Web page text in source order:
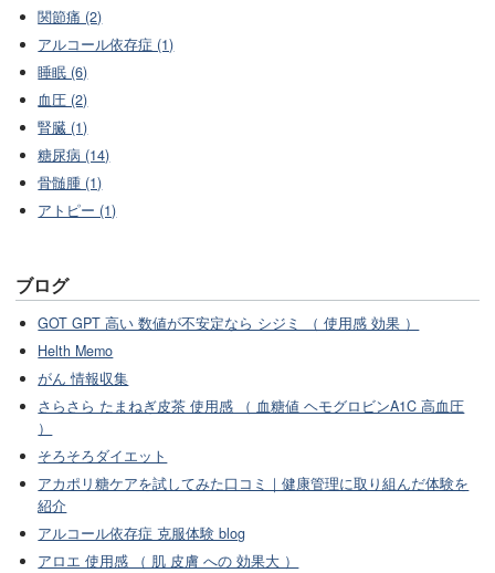
関節痛 (2)
アルコール依存症 (1)
睡眠 (6)
血圧 (2)
腎臓 (1)
糖尿病 (14)
骨髄腫 (1)
アトピー (1)
ブログ
GOT GPT 高い 数値が不安定なら シジミ （ 使用感 効果 ）
Helth Memo
がん 情報収集
さらさら たまねぎ皮茶 使用感 （ 血糖値 ヘモグロビンA1C 高血圧
）
そろそろダイエット
アカポリ糖ケアを試してみた口コミ｜健康管理に取り組んだ体験を
紹介
アルコール依存症 克服体験 blog
アロエ 使用感 （ 肌 皮膚 への 効果大 ）